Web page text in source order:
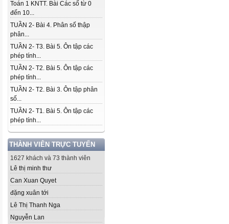
Toán 1 KNTT. Bài Các số từ 0
đến 10...
TUẦN 2- Bài 4. Phân số thập
phân...
TUẦN 2- T3. Bài 5. Ôn tập các
phép tính...
TUẦN 2- T2. Bài 5. Ôn tập các
phép tính...
TUẦN 2- T2. Bài 3. Ôn tập phân
số...
TUẦN 2- T1. Bài 5. Ôn tập các
phép tính...
THÀNH VIÊN TRỰC TUYẾN
1627 khách và 73 thành viên
Lê thị minh thư
Can Xuan Quyet
đặng xuân tới
Lê Thị Thanh Nga
Nguyễn Lan